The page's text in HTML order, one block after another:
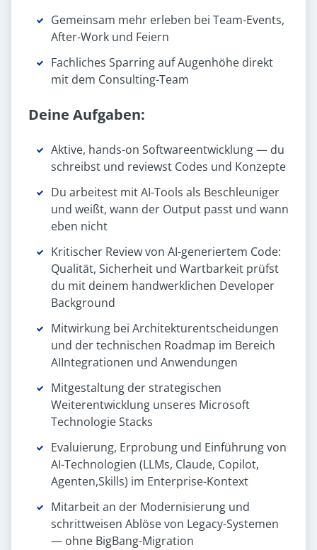
Gemeinsam mehr erleben bei Team-Events,
After-Work und Feiern
Fachliches Sparring auf Augenhöhe direkt
mit dem Consulting-Team
Deine Aufgaben:
Aktive, hands-on Softwareentwicklung — du
schreibst und reviewst Codes und Konzepte
Du arbeitest mit AI-Tools als Beschleuniger
und weißt, wann der Output passt und wann
eben nicht
Kritischer Review von AI-generiertem Code:
Qualität, Sicherheit und Wartbarkeit prüfst
du mit deinem handwerklichen Developer
Background
Mitwirkung bei Architekturentscheidungen
und der technischen Roadmap im Bereich
AIIntegrationen und Anwendungen
Mitgestaltung der strategischen
Weiterentwicklung unseres Microsoft
Technologie Stacks
Evaluierung, Erprobung und Einführung von
AI-Technologien (LLMs, Claude, Copilot,
Agenten,Skills) im Enterprise-Kontext
Mitarbeit an der Modernisierung und
schrittweisen Ablöse von Legacy-Systemen
— ohne BigBang-Migration